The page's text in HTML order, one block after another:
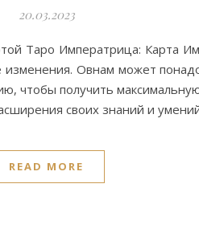
20.03.2023
Таро Императрица: Карта
Овнам может
чтобы получить
своих знаний и
READ MORE